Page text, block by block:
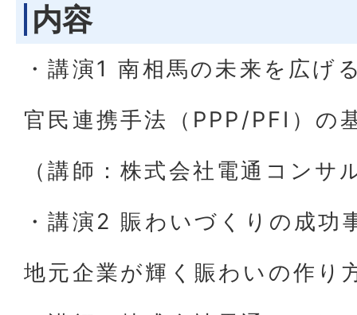
内容
・講演1 南相馬の未来を広げ
官民連携手法（PPP/PFI）の
（講師：株式会社電通コンサ
・講演2 賑わいづくりの成功
地元企業が輝く賑わいの作り